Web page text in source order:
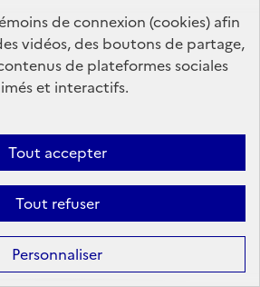
de connexion (cookies) afin
vidéos, des boutons de partage,
de plateformes sociales
et interactifs.
Tout accepter
Tout refuser
Personnaliser